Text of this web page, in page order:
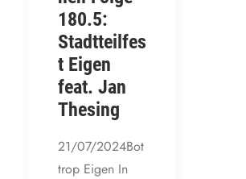
180.5:
Stadtteilfes
t Eigen
feat. Jan
Thesing
21/07/2024Bot
trop Eigen In